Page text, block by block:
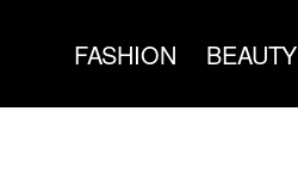
FASHION BEAUTY